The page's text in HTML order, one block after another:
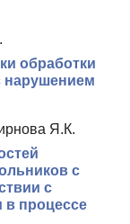
обработки
нарушением
Я.К.
с
с
процессе